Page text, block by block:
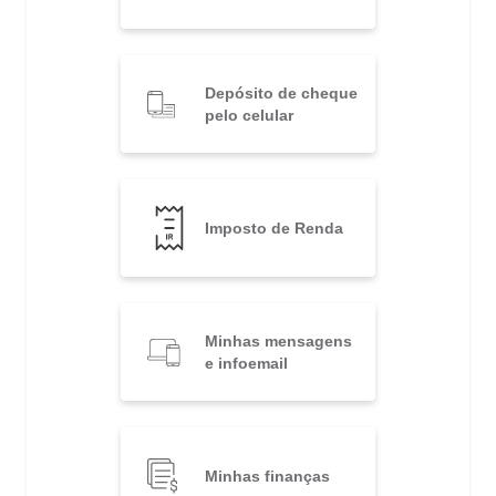
Depósito de cheque
pelo celular
Imposto de Renda
Minhas mensagens
e infoemail
Minhas finanças